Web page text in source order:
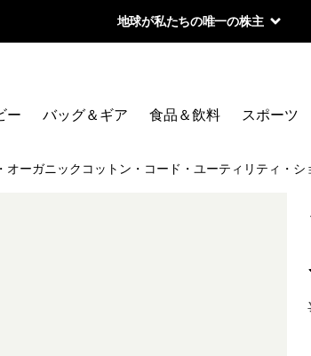
地球が私たちの唯一の株主
ー バッグ＆ギア 食品＆飲料 スポーツ
オーガニックコットン・コード・ユーティリティ・シ